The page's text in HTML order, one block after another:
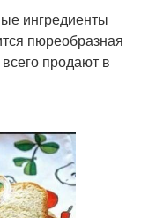
ингредиенты
пюреобразная
продают в